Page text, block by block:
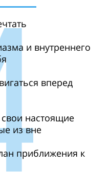
и внутреннего
вперед
настоящие
из вне
приближения к